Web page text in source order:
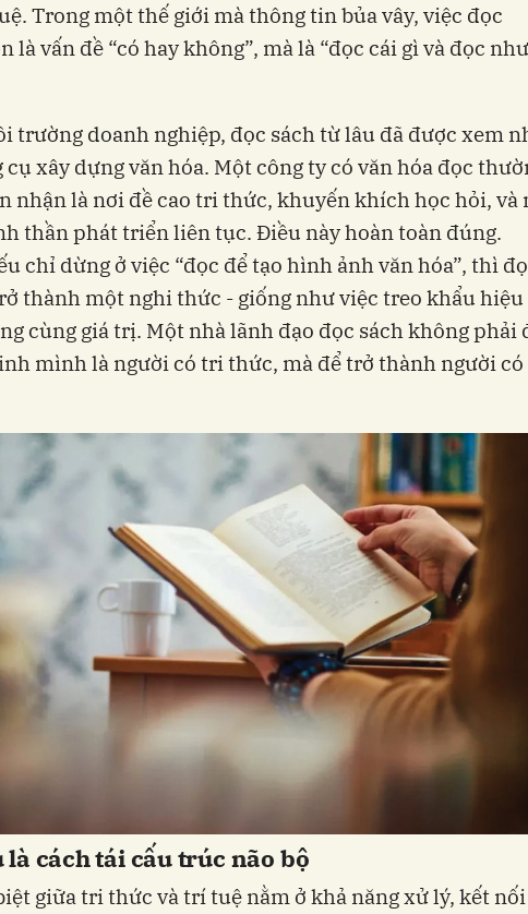
Trong một thế giới mà thông tin bủa vây, việc đọc
là vấn đề “có hay không”, mà là “đọc cái gì và đọc
trường doanh nghiệp, đọc sách từ lâu đã được xem
cụ xây dựng văn hóa. Một công ty có văn hóa đọc
nhận là nơi đề cao tri thức, khuyến khích học hỏi, và
thần phát triển liên tục. Điều này hoàn toàn đúng.
chỉ dừng ở việc “đọc để tạo hình ảnh văn hóa”, thì
thành một nghi thức - giống như việc treo khẩu hiệu
cùng giá trị. Một nhà lãnh đạo đọc sách không phải
mình là người có tri thức, mà để trở thành người
là cách tái cấu trúc não bộ
giữa tri thức và trí tuệ nằm ở khả năng xử lý, kết nối